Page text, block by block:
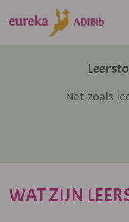
Net zoals
WAT ZIJN